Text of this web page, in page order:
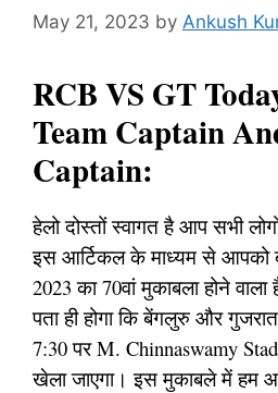
May 21, 2023 by Ankush
RCB VS GT
Team Captain
Captain:
हेलो दोस्तों स्वागत है आप सभी
इस आर्टिकल के माध्यम से आपको
2023 का 70वां मुकाबला होने
पता ही होगा कि बेंगलुरु और
7:30 पर M. Chinnaswamy
खेला जाएगा। इस मुकाबले में हम